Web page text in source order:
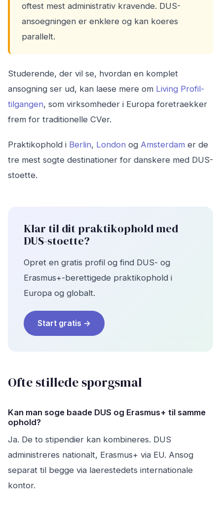
oftest mest administrativ kravende. DUS-
ansoegningen er enklere og kan koeres
parallelt.
Studerende, der vil se, hvordan en komplet
ansogning ser ud, kan laese mere om Living Profil-
tilgangen, som virksomheder i Europa foretraekker
frem for traditionelle CVer.
Praktikophold i Berlin, London og Amsterdam er de
tre mest sogte destinationer for danskere med DUS-
stoette.
Klar til dit praktikophold med
DUS-stoette?
Opret en gratis profil og find DUS- og
Erasmus+-berettigede praktikophold i
Europa og globalt.
Start gratis →
Ofte stillede sporgsmal
Kan man soge baade DUS og Erasmus+ til samme
ophold?
Ja. De to stipendier kan kombineres. DUS
administreres nationalt, Erasmus+ via EU. Ansog
separat til begge via laerestedets internationale
kontor.